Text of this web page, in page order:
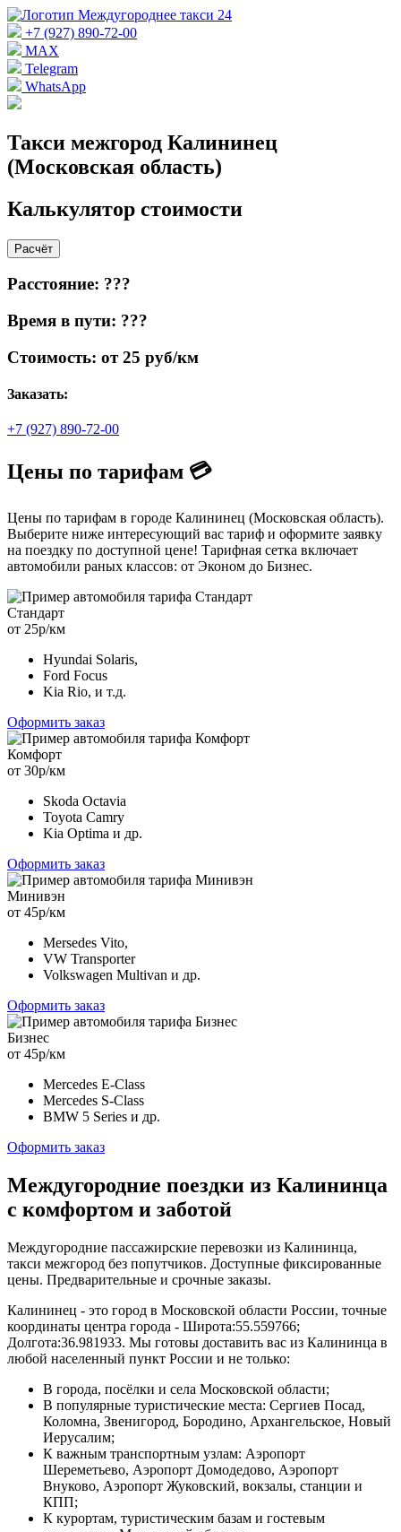
+7 (927) 890-72-00
MAX
Telegram
WhatsApp
Такси межгород Калининец
(Московская область)
Калькулятор стоимости
Расчёт
Расстояние: ???
Время в пути: ???
Стоимость: от 25 руб/км
Заказать:
+7 (927) 890-72-00
Цены по тарифам 💳
Цены по тарифам в городе Калининец (Московская область).
Выберите ниже интересующий вас тариф и оформите заявку
на поездку по доступной цене! Тарифная сетка включает
автомобили раных классов: от Эконом до Бизнес.
Стандарт
от 25р/км
Hyundai Solaris,
Ford Focus
Kia Rio, и т.д.
Оформить заказ
Комфорт
от 30р/км
Skoda Octavia
Toyota Camry
Kia Optima и др.
Оформить заказ
Минивэн
от 45р/км
Mersedes Vito,
VW Transporter
Volkswagen Multivan и др.
Оформить заказ
Бизнес
от 45р/км
Mercedes E-Class
Mercedes S-Class
BMW 5 Series и др.
Оформить заказ
Междугородние поездки из Калининца
с комфортом и заботой
Междугородние пассажирские перевозки из Калининца,
такси межгород без попутчиков. Доступные фиксированные
цены. Предварительные и срочные заказы.
Калининец - это город в Московской области России, точные
координаты центра города - Широта:55.559766;
Долгота:36.981933. Мы готовы доставить вас из Калининца в
любой населенный пункт России и не только:
В города, посёлки и села Московской области;
В популярные туристические места: Сергиев Посад,
Коломна, Звенигород, Бородино, Архангельское, Новый
Иерусалим;
К важным транспортным узлам: Аэропорт
Шереметьево, Аэропорт Домодедово, Аэропорт
Внуково, Аэропорт Жуковский, вокзалы, станции и
КПП;
К курортам, туристическим базам и гостевым